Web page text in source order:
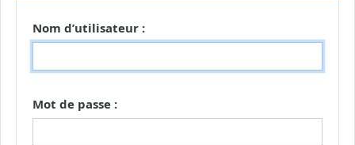
Nom d’utilisateur :
Mot de passe :